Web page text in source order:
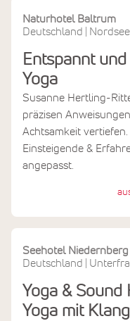
Naturhotel Baltrum
Deutschland
Nordsee
Entspannt
Yoga
Susanne Hertling-
präzisen
Achtsamkeit
Einsteigende &
angepasst.
Seehotel Niedernberg
Deutschland
Yoga & Sound
Yoga mit